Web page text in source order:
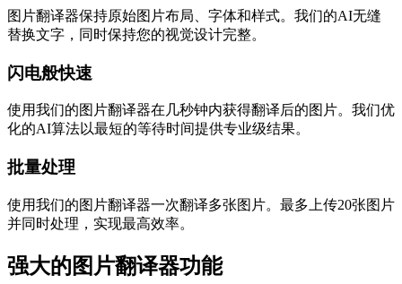
图片翻译器保持原始图片布局、字体和样式。我们的AI无缝
替换文字，同时保持您的视觉设计完整。
闪电般快速
使用我们的图片翻译器在几秒钟内获得翻译后的图片。我们优
化的AI算法以最短的等待时间提供专业级结果。
批量处理
使用我们的图片翻译器一次翻译多张图片。最多上传20张图片
并同时处理，实现最高效率。
强大的图片翻译器功能